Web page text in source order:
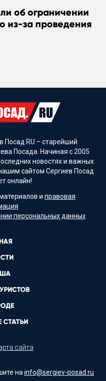
об ограничении
из-за проведения
Посад.RU – старейший
Посада. Начиная с 2005
новостях и важных
сайтом Сергиев Посад
онлайн!
и правовая
персональных данных
СТАТЬИ
сайта
на info@sergiev-posad.ru